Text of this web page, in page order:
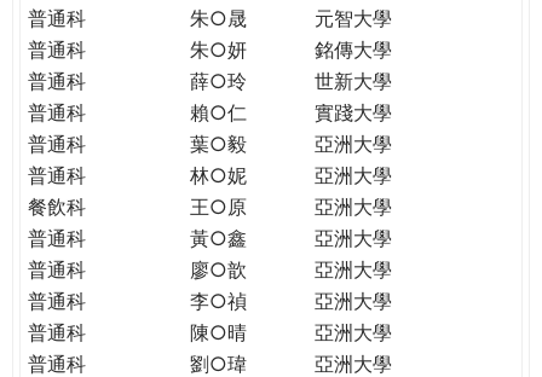
普通科
朱○晟
元智大學
普通科
朱○妍
銘傳大學
普通科
薛○玲
世新大學
普通科
賴○仁
實踐大學
普通科
葉○毅
亞洲大學
普通科
林○妮
亞洲大學
餐飲科
王○原
亞洲大學
普通科
黃○鑫
亞洲大學
普通科
廖○歆
亞洲大學
普通科
李○禎
亞洲大學
普通科
陳○晴
亞洲大學
普通科
劉○瑋
亞洲大學